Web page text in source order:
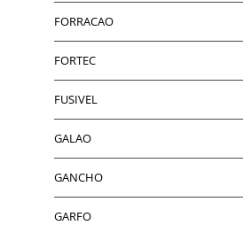
FORRACAO
FORTEC
FUSIVEL
GALAO
GANCHO
GARFO